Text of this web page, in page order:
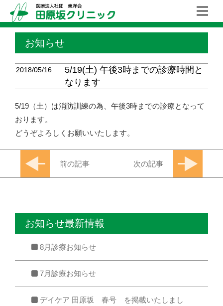
お知らせ
2018/05/16
5/19(土) 午後3時までの診療時間と
なります
5/19（土）は消防訓練の為、午後3時までの診療となって
おります。
どうぞよろしくお願いいたします。
前の記事 次の記事
お知らせ最新情報
8月診療お知らせ
7月診療お知らせ
デイケア 田原坂 春号 を掲載いたしまし